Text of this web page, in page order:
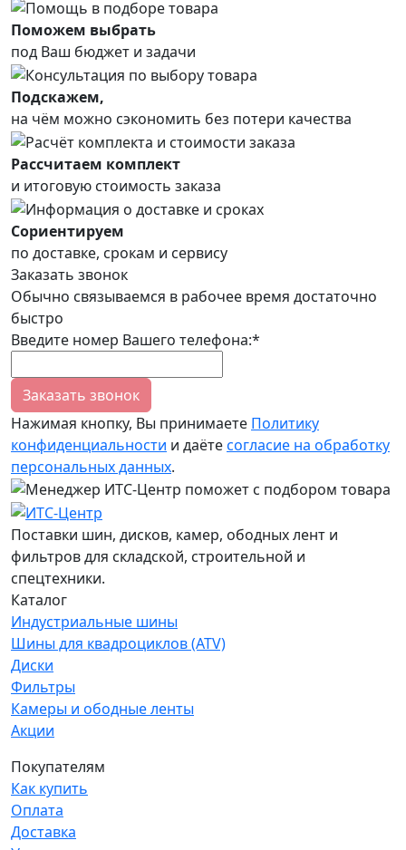
Поможем выбрать
под Ваш бюджет и задачи
Подскажем,
на чём можно сэкономить без потери качества
Рассчитаем комплект
и итоговую стоимость заказа
Сориентируем
по доставке, срокам и сервису
Заказать звонок
Обычно связываемся в рабочее время достаточно
быстро
Введите номер Вашего телефона:*
Заказать звонок
Нажимая кнопку, Вы принимаете Политику
конфиденциальности и даётесогласие на обработку
персональных данных.
Поставки шин, дисков, камер, ободных лент и
фильтров для складской, строительной и
спецтехники.
Каталог
Индустриальные шины
Шины для квадроциклов (ATV)
Диски
Фильтры
Камеры и ободные ленты
Акции
Покупателям
Как купить
Оплата
Доставка